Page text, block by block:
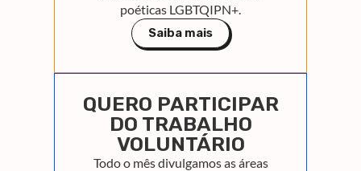
poéticas LGBTQIPN+.
Saiba mais
QUERO PARTICIPAR
DO TRABALHO
VOLUNTÁRIO
Todo o mês divulgamos as áreas